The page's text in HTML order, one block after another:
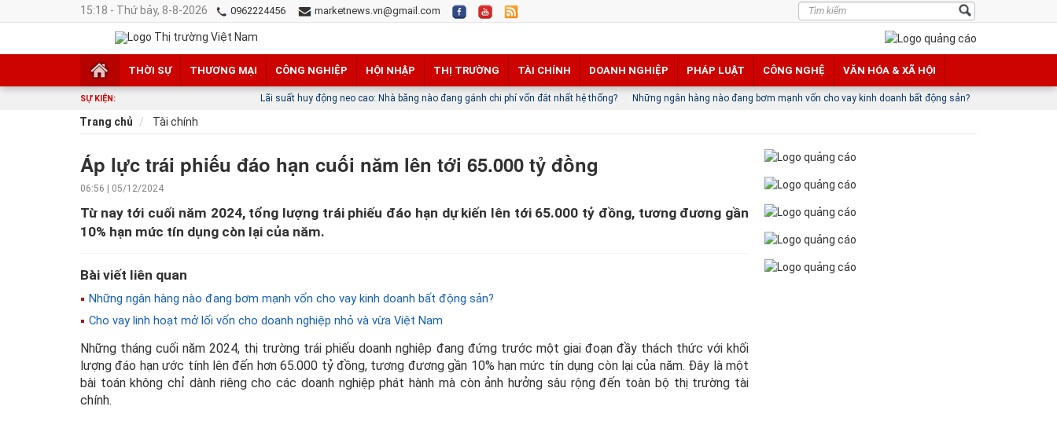
15:18 - Thứ bảy, 8-8-2026 0962224456 marketnews.vn@gmail.com
THỜI SỰ THƯƠNG MẠI CÔNG NGHIỆP HỘI NHẬP THỊ TRƯỜNG TÀI CHÍNH DOANH NGHIỆP PHÁP LUẬT CÔNG NGHỆ VĂN HÓA & XÃ HỘI
SỰ KIỆN: Lãi suất huy động neo cao: Nhà băng nào đang gánh chi phí vốn đắt nhất hệ thống? Những ngân hàng nào đang bơm mạnh vốn cho vay kinh doanh bất động sản? Nhu cầu xác minh thông tin
Trang chủ Tài chính
Áp lực trái phiếu đáo hạn cuối năm lên tới 65.000 tỷ đồng
06:56 | 05/12/2024
Từ nay tới cuối năm 2024, tổng lượng trái phiếu đáo hạn dự kiến lên tới 65.000 tỷ đồng, tương đương gần
10% hạn mức tín dụng còn lại của năm.
Bài viết liên quan
Những ngân hàng nào đang bơm mạnh vốn cho vay kinh doanh bất động sản?
Cho vay linh hoạt mở lối vốn cho doanh nghiệp nhỏ và vừa Việt Nam
Những tháng cuối năm 2024, thị trường trái phiếu doanh nghiệp đang đứng trước một giai đoạn đầy thách thức với khối
lượng đáo hạn ước tính lên đến hơn 65.000 tỷ đồng, tương đương gần 10% hạn mức tín dụng còn lại của năm. Đây là một
bài toán không chỉ dành riêng cho các doanh nghiệp phát hành mà còn ảnh hưởng sâu rộng đến toàn bộ thị trường tài
chính.